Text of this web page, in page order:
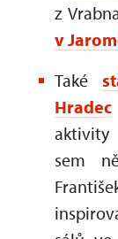
z
v
Také
Hradec
aktivity
sem